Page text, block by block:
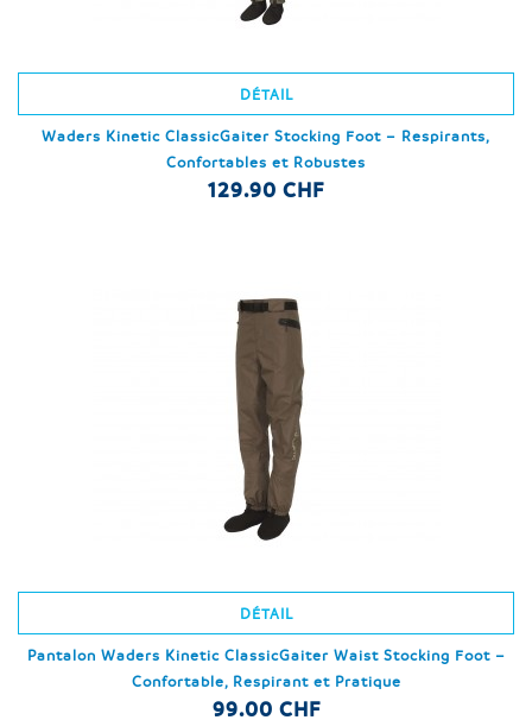
DÉTAIL
Waders Kinetic ClassicGaiter Stocking Foot – Respirants,
Confortables et Robustes
129.90 CHF
DÉTAIL
Pantalon Waders Kinetic ClassicGaiter Waist Stocking Foot –
Confortable, Respirant et Pratique
99.00 CHF